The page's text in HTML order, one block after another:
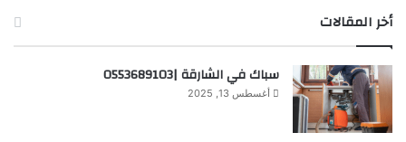
أخر المقالات
سباك في الشارقة |0553689103
أغسطس 13, 2025